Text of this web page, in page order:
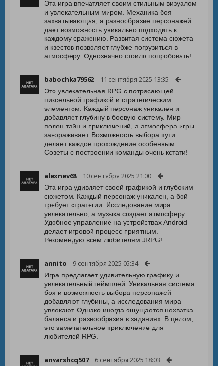
Эта игра впечатляет своим стильным визуалом
и увлекательным миром. Механика боя
захватывающая, а разнообразие персонажей
дает возможность уникально подходить к
каждому сражению. Развитая система сюжета
и квестов позволяет глубже погрузиться в
атмосферу. Однозначно стоило попробовать!
babochka79562 11 сентября 2025 13:35
Это увлекательная RPG с потрясающей
пиксельной графикой и стратегическим
элементом. Каждый персонаж уникален и
добавляет глубину в боевую систему. Мир
полон тайн и приключений, а атмосфера игры
завораживает. Возможность выбора пути
делает каждое прохождение особенным.
Советы о построении команды очень кстати!
alexnev68 10 сентября 2025 21:00
Эта игра удивляет своей графикой и глубоким
сюжетом. Каждый персонаж уникален, а бой
требует стратегии. Исследование мира
увлекательно, а музыка создает атмосферу.
Удобное управление на устройствах Android
делает игровой процесс приятным.
Рекомендую всем любителям JRPG!
annito 9 сентября 2025 05:34
Игра предлагает удивительную графику и
увлекательный геймплей. Уникальная система
боя и возможность выбора персонажей
добавляют глубины, а исследования мира
увлекают. Однако иногда ощущается нехватка
баланса и разнообразия в заданиях. В целом,
это замечательное приключение для
любителей RPG.
anvarshcq507 6 сентября 2025 18:03